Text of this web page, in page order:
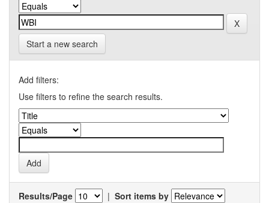
Start a new search
Add filters:
Use filters to refine the search results.
Results/Page | Sort items by